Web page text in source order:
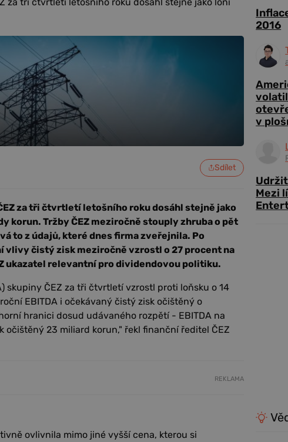
Sdílet
za tři čtvrtletí letošního roku dosáhl stejně jako
korun. Tržby ČEZ meziročně stouply zhruba o pět
to z údajů, které dnes firma zveřejnila. Po
vlivy čistý zisk meziročně vzrostl o 27 procent na
ukazatel relevantní pro dividendovou politiku.
skupiny ČEZ za tři čtvrtletí vzrostl proti loňsku o 14
EBITDA i očekávaný čistý zisk očištěný o
hranici dosud udávaného rozpětí - EBITDA na
očištěný 23 miliard korun," řekl finanční ředitel ČEZ
REKLAMA
ovlivnila mimo jiné vyšší cena, kterou si
2016
v
Mezi